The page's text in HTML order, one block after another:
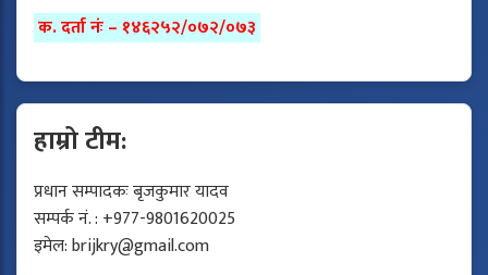
क. दर्ता नंः – १४६२५२/०७२/०७३
हाम्रो टीम:
प्रधान सम्पादकः बृजकुमार यादव
सम्पर्क नं. : +977-9801620025
इमेल:brijkry@gmail.com